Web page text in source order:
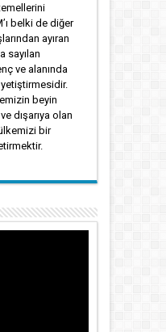
belki de diğer
ayıran
sayılan
ve alanında
beyin
dışarıya olan
bir